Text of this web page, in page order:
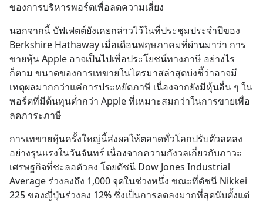
ของการบริหารพอร์ตเพื่อลดความเสี่ยง
นอกจากนี้ บัฟเฟตต์ยังเคยกล่าวไว้ในที่ประชุมประจำปีของ
Berkshire Hathaway เมื่อเดือนพฤษภาคมที่ผ่านมาว่า การ
ขายหุ้น Apple อาจเป็นไปเพื่อประโยชน์ทางภาษี อย่างไร
ก็ตาม ขนาดของการเทขายในไตรมาสล่าสุดบ่งชี้ว่าอาจมี
เหตุผลมากกว่าแค่การประหยัดภาษี เนื่องจากยังมีหุ้นอื่น ๆ ใน
พอร์ตที่มีต้นทุนต่ำกว่า Apple ที่เหมาะสมกว่าในการขายเพื่อ
ลดภาระภาษี
การเทขายหุ้นครั้งใหญ่นี้ส่งผลให้ตลาดทั่วโลกปรับตัวลดลง
อย่างรุนแรงในวันจันทร์ เนื่องจากความกังวลเกี่ยวกับภาวะ
เศรษฐกิจที่ชะลอตัวลง โดยดัชนี Dow Jones Industrial
Average ร่วงลงถึง 1,000 จุดในช่วงหนึ่ง ขณะที่ดัชนี Nikkei
225 ของญี่ปุ่นร่วงลง 12% ซึ่งเป็นการลดลงมากที่สุดนับตั้งแต่